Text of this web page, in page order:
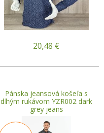
20,48 €
Pánska jeansová košeľa s
dlhým rukávom YZR002 dark
grey jeans